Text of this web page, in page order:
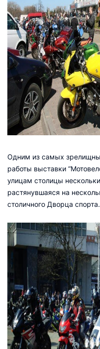
Одним из самых
работы выставки
улицам столицы
растянувшаяся на
столичного Дворца спорта.